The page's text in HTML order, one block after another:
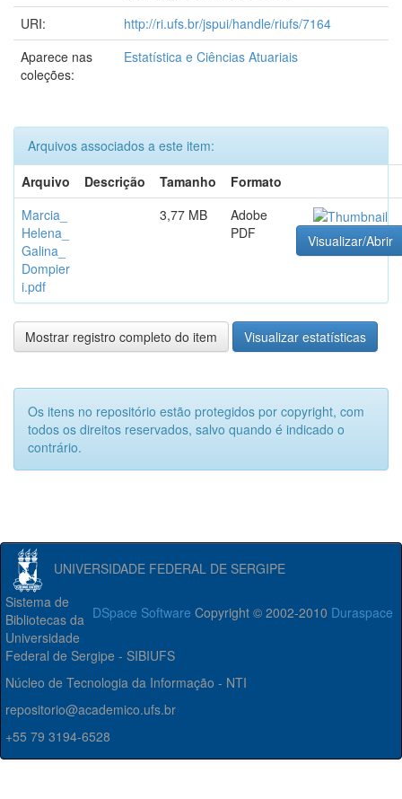
URI:
http://ri.ufs.br/jspui/handle/riufs/7164
Aparece nas
coleções:
Estatística e Ciências Atuariais
Arquivos associados a este item:
Arquivo
Descrição Tamanho
Formato
Marcia_
Helena_
Galina_
Dompier
i.pdf
3,77 MB
Adobe
PDF
Visualizar/Abrir
Mostrar registro completo do item Visualizar estatísticas
Os itens no repositório estão protegidos por copyright, com
todos os direitos reservados, salvo quando é indicado o
contrário.
UNIVERSIDADE FEDERAL DE SERGIPE
DSpace Software Copyright © 2002-2010 Duraspace
Sistema de
Bibliotecas da
Universidade
Federal de Sergipe - SIBIUFS
Núcleo de Tecnologia da Informação - NTI
repositorio@academico.ufs.br
+55 79 3194-6528